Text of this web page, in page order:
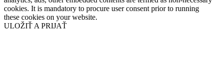
cookies. It is mandatory to procure user consent prior to running
these cookies on your website.
ULOŽIŤ A PRIJAŤ